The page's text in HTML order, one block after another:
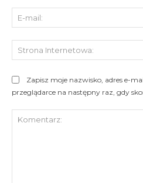
Zapisz moje nazwisko, adres e-
przeglądarce na następny raz, gdy